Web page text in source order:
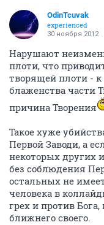
OdinTcuvak
experienced
30 ноября 2012
Нарушают
плоти, что
творящей плоти - к
блаженства части
причина Творения
Такое хуже
Первой Заводи, а
некоторых других
без соблюдения
остальных не
человека в
грех и против
ближнего своего.